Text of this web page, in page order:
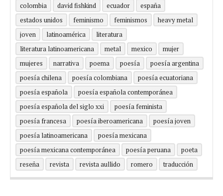
colombia
david fishkind ecuador
españa
estados unidos
feminismo feminismos
heavy metal
joven
latinoamérica
literatura
literatura latinoamericana
metal mexico
mujer
mujeres
narrativa poema poesía
poesía argentina
poesía chilena
poesía colombiana
poesía ecuatoriana
poesía española
poesía española contemporánea
poesía española del siglo xxi
poesía feminista
poesía francesa
poesía iberoamericana
poesía joven
poesía latinoamericana
poesía mexicana
poesía mexicana contemporánea
poesía peruana
poeta
reseña
revista revista aullido romero traducción